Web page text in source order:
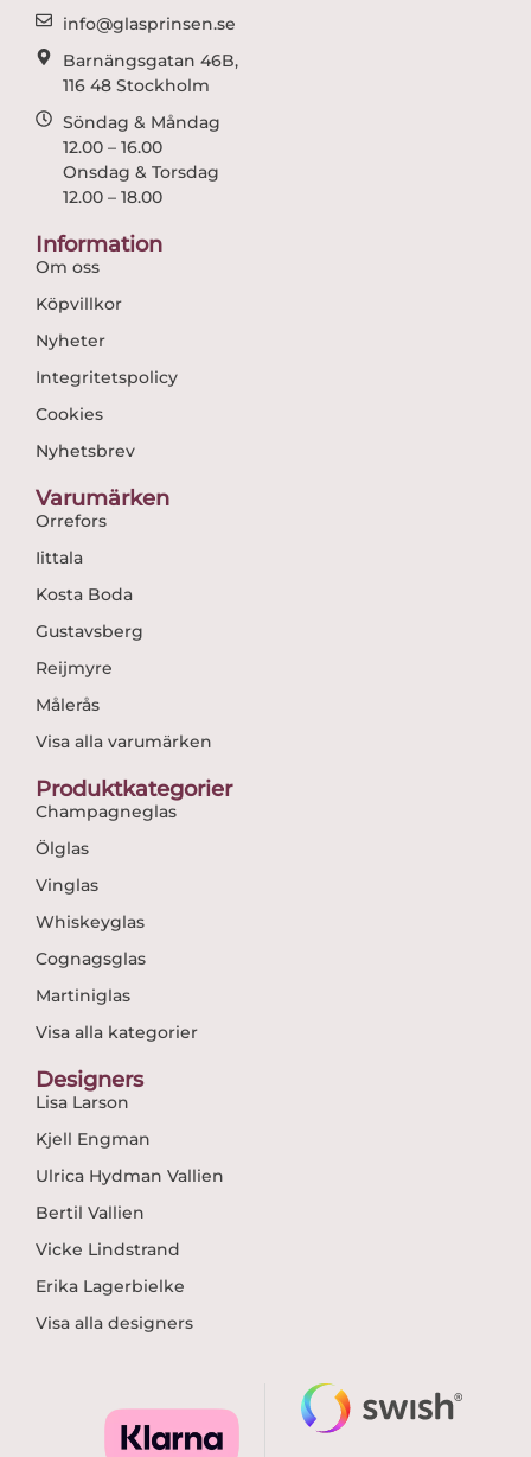
info@glasprinsen.se
Barnängsgatan 46B,
116 48 Stockholm
Söndag & Måndag
12.00 – 16.00
Onsdag & Torsdag
12.00 – 18.00
Information
Om oss
Köpvillkor
Nyheter
Integritetspolicy
Cookies
Nyhetsbrev
Varumärken
Orrefors
Iittala
Kosta Boda
Gustavsberg
Reijmyre
Målerås
Visa alla varumärken
Produktkategorier
Champagneglas
Ölglas
Vinglas
Whiskeyglas
Cognagsglas
Martiniglas
Visa alla kategorier
Designers
Lisa Larson
Kjell Engman
Ulrica Hydman Vallien
Bertil Vallien
Vicke Lindstrand
Erika Lagerbielke
Visa alla designers